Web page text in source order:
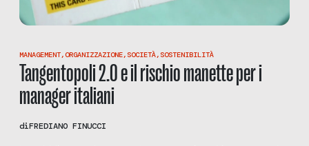
MANAGEMENT,ORGANIZZAZIONE, SOCIETÀ, SOSTENIBILITÀ
Tangentopoli 2.0 e il rischio manette per i
manager italiani
diFREDIANO FINUCCI